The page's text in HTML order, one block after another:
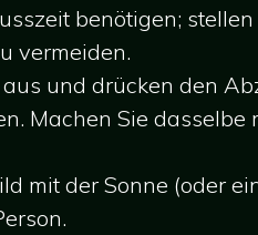
benötigen;
vermeiden.
und drücken den
Machen Sie dasselbe
mit der Sonne (oder